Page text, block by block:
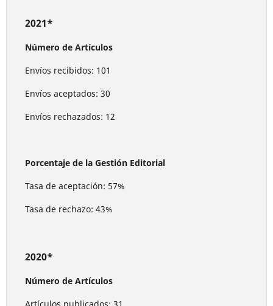
2021*
Número de Artículos
Envíos recibidos: 101
Envíos aceptados: 30
Envíos rechazados: 12
Porcentaje de la Gestión Editorial
Tasa de aceptación: 57%
Tasa de rechazo: 43%
2020*
Número de Artículos